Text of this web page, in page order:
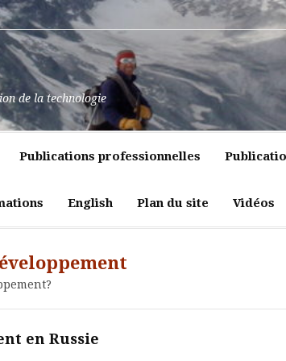
de la technologie
Publications professionnelles
English Plan du site Vidéos
en Russie